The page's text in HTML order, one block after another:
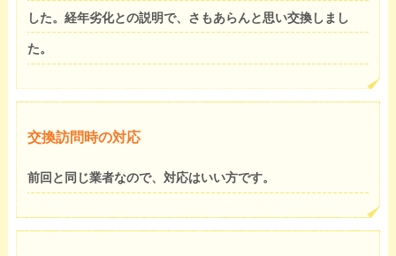
した。経年劣化との説明で、さもあらんと思い交換しまし
た。
交換訪問時の対応
前回と同じ業者なので、対応はいい方です。